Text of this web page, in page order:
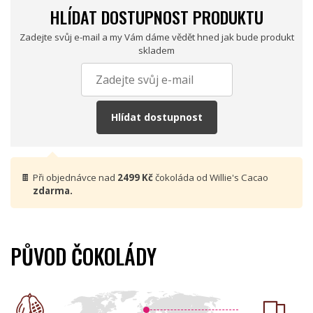
HLÍDAT DOSTUPNOST PRODUKTU
Zadejte svůj e-mail a my Vám dáme vědět hned jak bude produkt
skladem
Hlídat dostupnost
🍫 Při objednávce nad 2499 Kččokoláda od Willie's Cacao
zdarma.
PŮVOD ČOKOLÁDY